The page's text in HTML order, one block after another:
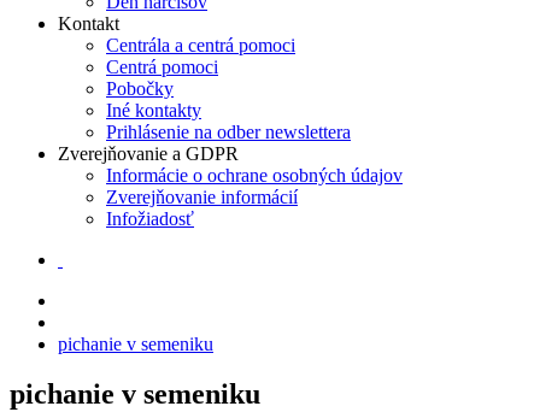
Kontakt
Centrála a centrá pomoci
Centrá pomoci
Pobočky
Iné kontakty
Prihlásenie na odber newslettera
Zverejňovanie a GDPR
Informácie o ochrane osobných údajov
Zverejňovanie informácií
Infožiadosť
pichanie v semeniku
pichanie v semeniku